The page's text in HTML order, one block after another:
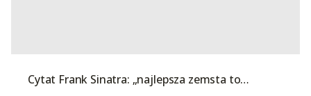
Cytat Frank Sinatra: „najlepsza zemsta to…